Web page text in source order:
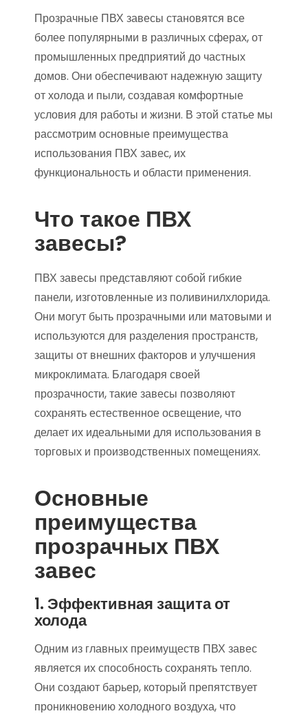
Прозрачные ПВХ завесы становятся все
более популярными в различных сферах, от
промышленных предприятий до частных
домов. Они обеспечивают надежную защиту
от холода и пыли, создавая комфортные
условия для работы и жизни. В этой статье мы
рассмотрим основные преимущества
использования ПВХ завес, их
функциональность и области применения.
Что такое ПВХ
завесы?
ПВХ завесы представляют собой гибкие
панели, изготовленные из поливинилхлорида.
Они могут быть прозрачными или матовыми и
используются для разделения пространств,
защиты от внешних факторов и улучшения
микроклимата. Благодаря своей
прозрачности, такие завесы позволяют
сохранять естественное освещение, что
делает их идеальными для использования в
торговых и производственных помещениях.
Основные
преимущества
прозрачных ПВХ
завес
1. Эффективная защита от
холода
Одним из главных преимуществ ПВХ завес
является их способность сохранять тепло.
Они создают барьер, который препятствует
проникновению холодного воздуха, что